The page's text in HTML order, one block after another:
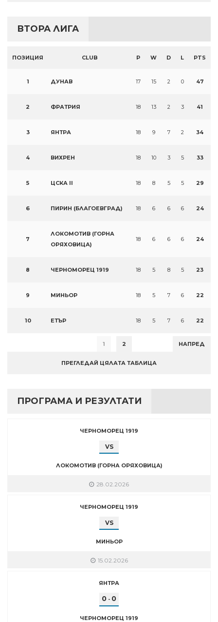
ВТОРА ЛИГА
ПОЗИЦИЯ CLUB P W D L PTS
1 ДУНАВ 17 15 2 0 47
2 ФРАТРИЯ 18 13 2 3 41
3 ЯНТРА 18 9 7 2 34
4 ВИХРЕН 18 10 3 5 33
5 ЦСКА II 18 8 5 5 29
6 ПИРИН (БЛАГОЕВГРАД) 18 6 6 6 24
7
ЛОКОМОТИВ (ГОРНА
ОРЯХОВИЦА)
18 6 6 6 24
8 ЧЕРНОМОРЕЦ 1919 18 5 8 5 23
9 МИНЬОР 18 5 7 6 22
10 ЕТЪР 18 5 7 6 22
1 2 НАПРЕД
ПРЕГЛЕДАЙ ЦЯЛАТА ТАБЛИЦА
ПРОГРАМА И РЕЗУЛТАТИ
ЧЕРНОМОРЕЦ 1919
VS
ЛОКОМОТИВ (ГОРНА ОРЯХОВИЦА)
28.02.2026
ЧЕРНОМОРЕЦ 1919
VS
МИНЬОР
15.02.2026
ЯНТРА
0 - 0
ЧЕРНОМОРЕЦ 1919